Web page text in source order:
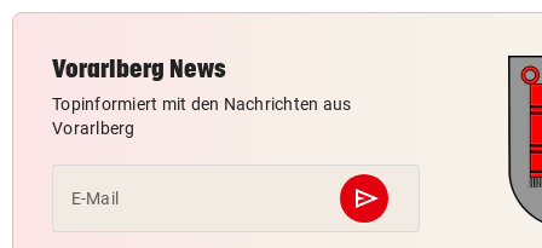
Vorarlberg News
Topinformiert mit den Nachrichten aus
Vorarlberg
E-Mail send
Abschicken